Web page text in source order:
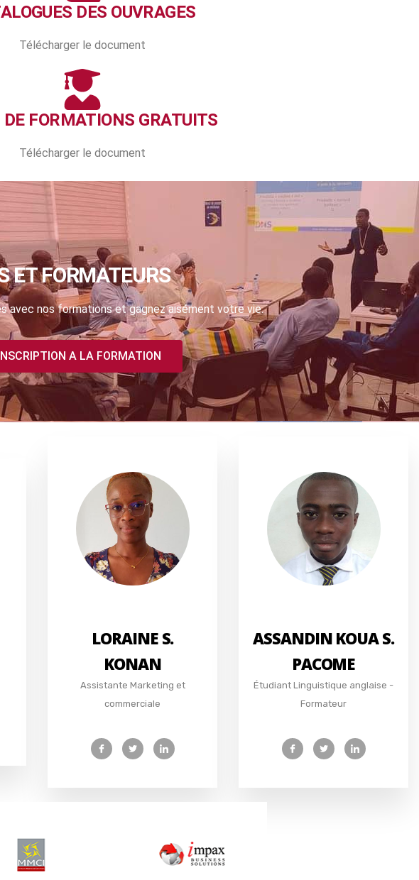
DES OUVRAGES
Télécharger le document
DE FORMATIONS GRATUITS
Télécharger le document
ET FORMATEURS
avec nos formations et gagnez aisément votre vie.
A LA FORMATION
LORAINE S.
KONAN
Assistante Marketing et
commerciale
ASSANDIN KOUA S.
PACOME
Étudiant Linguistique anglaise -
Formateur